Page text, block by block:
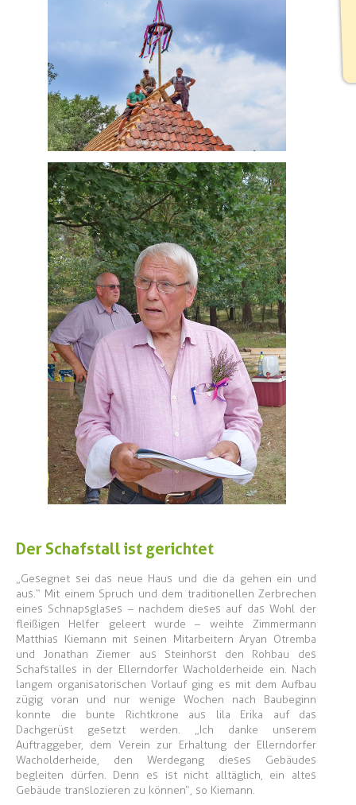
Der Schafstall ist gerichtet
„Gesegnet sei das neue Haus und die da gehen ein und
aus.“ Mit einem Spruch und dem traditionellen Zerbrechen
eines Schnapsglases – nachdem dieses auf das Wohl der
fleißigen Helfer geleert wurde – weihte Zimmermann
Matthias Kiemann mit seinen Mitarbeitern Aryan Otremba
und Jonathan Ziemer aus Steinhorst den Rohbau des
Schafstalles in der Ellerndorfer Wacholderheide ein. Nach
langem organisatorischen Vorlauf ging es mit dem Aufbau
zügig voran und nur wenige Wochen nach Baubeginn
konnte die bunte Richtkrone aus lila Erika auf das
Dachgerüst gesetzt werden. „Ich danke unserem
Auftraggeber, dem Verein zur Erhaltung der Ellerndorfer
Wacholderheide, den Werdegang dieses Gebäudes
begleiten dürfen. Denn es ist nicht alltäglich, ein altes
Gebäude translozieren zu können“, so Kiemann.